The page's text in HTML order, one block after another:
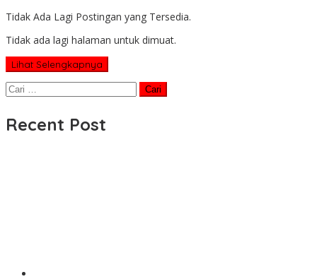
KPK
Tidak Ada Lagi Postingan yang Tersedia.
Tidak ada lagi halaman untuk dimuat.
Lihat Selengkapnya
Cari
untuk:
Recent Post